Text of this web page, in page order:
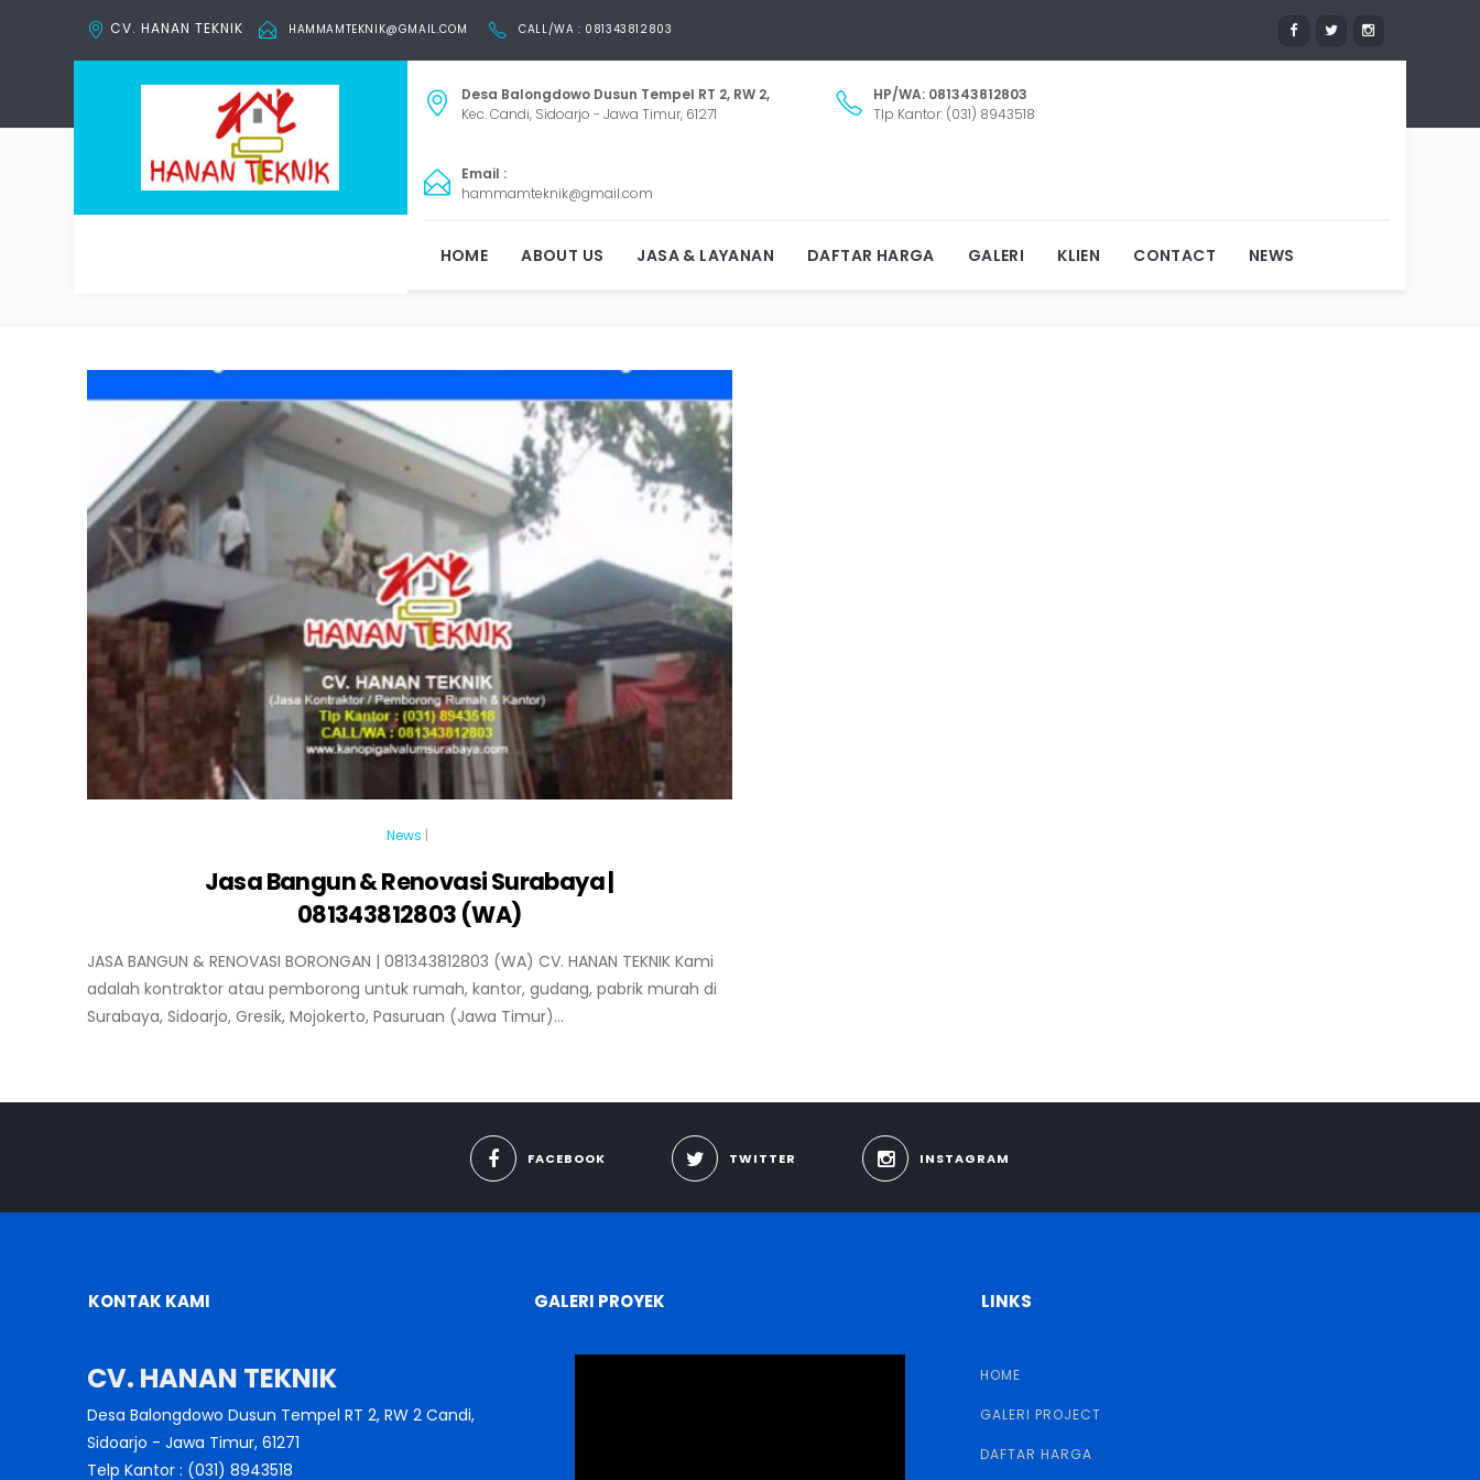
CV. HANAN TEKNIK HAMMAMTEKNIK@GMAIL.COM CALL/WA : 081343812803
Desa Balongdowo Dusun Tempel RT 2, RW 2,
Kec. Candi, Sidoarjo - Jawa Timur, 61271
HP/WA: 081343812803
Tlp Kantor: (031) 8943518
Email :
hammamteknik@gmail.com
HOME ABOUT US JASA & LAYANAN DAFTAR HARGA GALERI KLIEN CONTACT NEWS
RENOVASI RUMAH MOJOKERTO
News |
Jasa Bangun & Renovasi Surabaya |
081343812803 (WA)
JASA BANGUN & RENOVASI BORONGAN | 081343812803 (WA) CV. HANAN TEKNIK Kami
adalah kontraktor atau pemborong untuk rumah, kantor, gudang, pabrik murah di
Surabaya, Sidoarjo, Gresik, Mojokerto, Pasuruan (Jawa Timur)...
FACEBOOK TWITTER INSTAGRAM
KONTAK KAMI
CV. HANAN TEKNIK
Desa Balongdowo Dusun Tempel RT 2, RW 2 Candi,
Sidoarjo - Jawa Timur, 61271
Telp Kantor : (031) 8943518
GALERI PROYEK LINKS
HOME
GALERI PROJECT
DAFTAR HARGA